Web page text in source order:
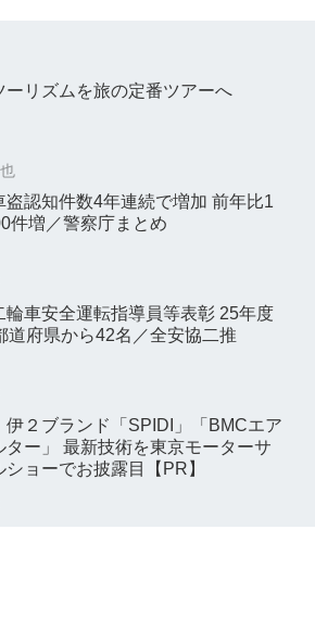
ーリズムを旅の定番ツアーへ
盗認知件数4年連続で増加 前年比1
件増／警察庁まとめ
輪車安全運転指導員等表彰 25年度
道府県から42名／全安協二推
伊２ブランド「SPIDI」「BMCエア
ター」 最新技術を東京モーターサ
ショーでお披露目【PR】